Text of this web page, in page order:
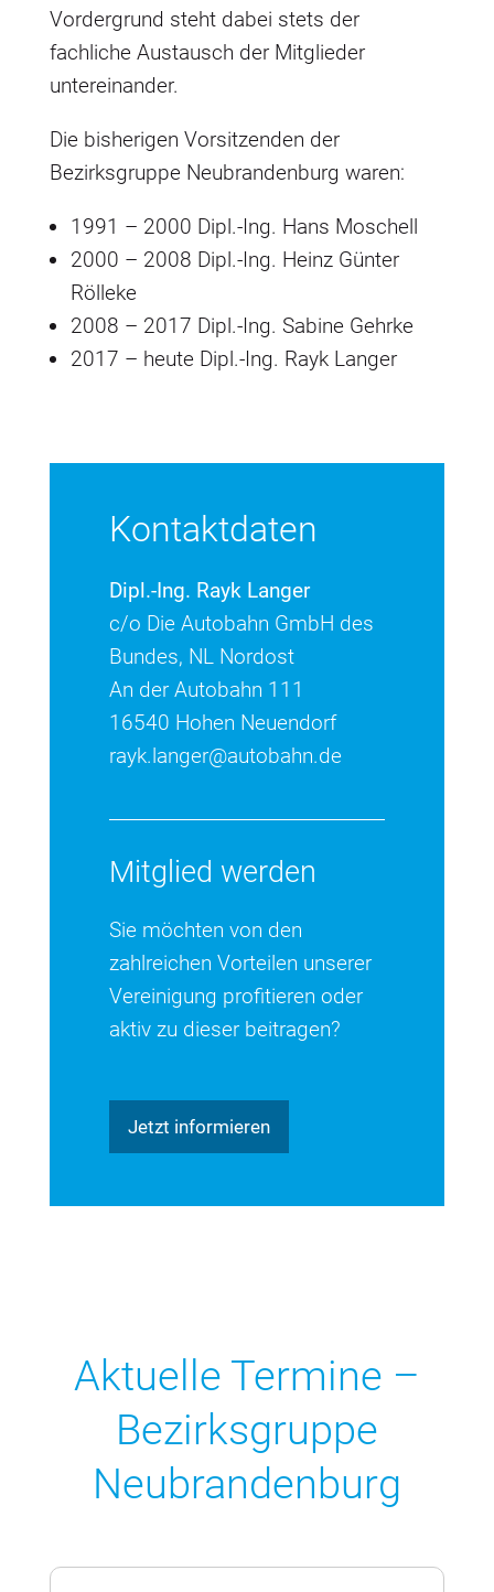
Vordergrund steht dabei stets der
fachliche Austausch der Mitglieder
untereinander.
Die bisherigen Vorsitzenden der
Bezirksgruppe Neubrandenburg waren:
1991 – 2000 Dipl.-Ing. Hans Moschell
2000 – 2008 Dipl.-Ing. Heinz Günter
Rölleke
2008 – 2017 Dipl.-Ing. Sabine Gehrke
2017 – heute Dipl.-Ing. Rayk Langer
Kontaktdaten
Dipl.-Ing. Rayk Langer
c/o Die Autobahn GmbH des
Bundes, NL Nordost
An der Autobahn 111
16540 Hohen Neuendorf
rayk.langer@autobahn.de
Mitglied werden
Sie möchten von den
zahlreichen Vorteilen unserer
Vereinigung profitieren oder
aktiv zu dieser beitragen?
Jetzt informieren
Aktuelle Termine –
Bezirksgruppe
Neubrandenburg